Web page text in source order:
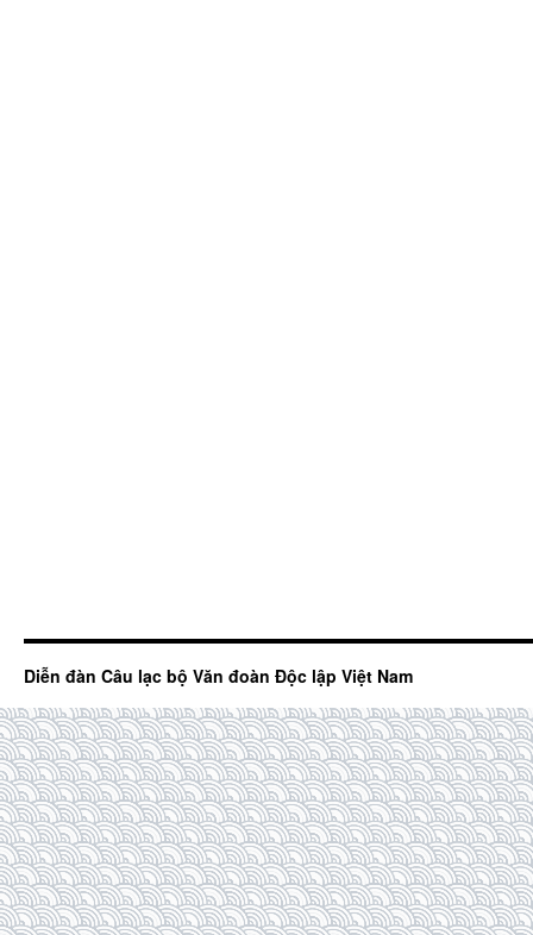
Diễn đàn Câu lạc bộ Văn đoàn Độc lập Việt Nam